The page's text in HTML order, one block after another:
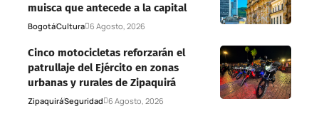
muisca que antecede a la capital
BogotáCultura 6 Agosto, 2026
Cinco motocicletas reforzarán el
patrullaje del Ejército en zonas
urbanas y rurales de Zipaquirá
ZipaquiráSeguridad 6 Agosto, 2026